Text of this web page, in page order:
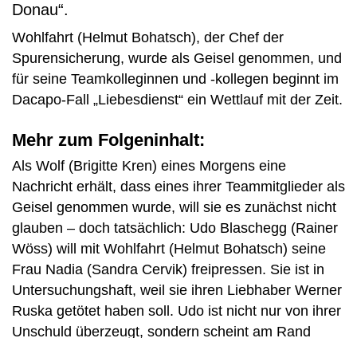
Donau“.
Wohlfahrt (Helmut Bohatsch), der Chef der
Spurensicherung, wurde als Geisel genommen, und
für seine Teamkolleginnen und -kollegen beginnt im
Dacapo-Fall „Liebesdienst“ ein Wettlauf mit der Zeit.
Mehr zum Folgeninhalt:
Als Wolf (Brigitte Kren) eines Morgens eine
Nachricht erhält, dass eines ihrer Teammitglieder als
Geisel genommen wurde, will sie es zunächst nicht
glauben – doch tatsächlich: Udo Blaschegg (Rainer
Wöss) will mit Wohlfahrt (Helmut Bohatsch) seine
Frau Nadia (Sandra Cervik) freipressen. Sie ist in
Untersuchungshaft, weil sie ihren Liebhaber Werner
Ruska getötet haben soll. Udo ist nicht nur von ihrer
Unschuld überzeugt, sondern scheint am Rand